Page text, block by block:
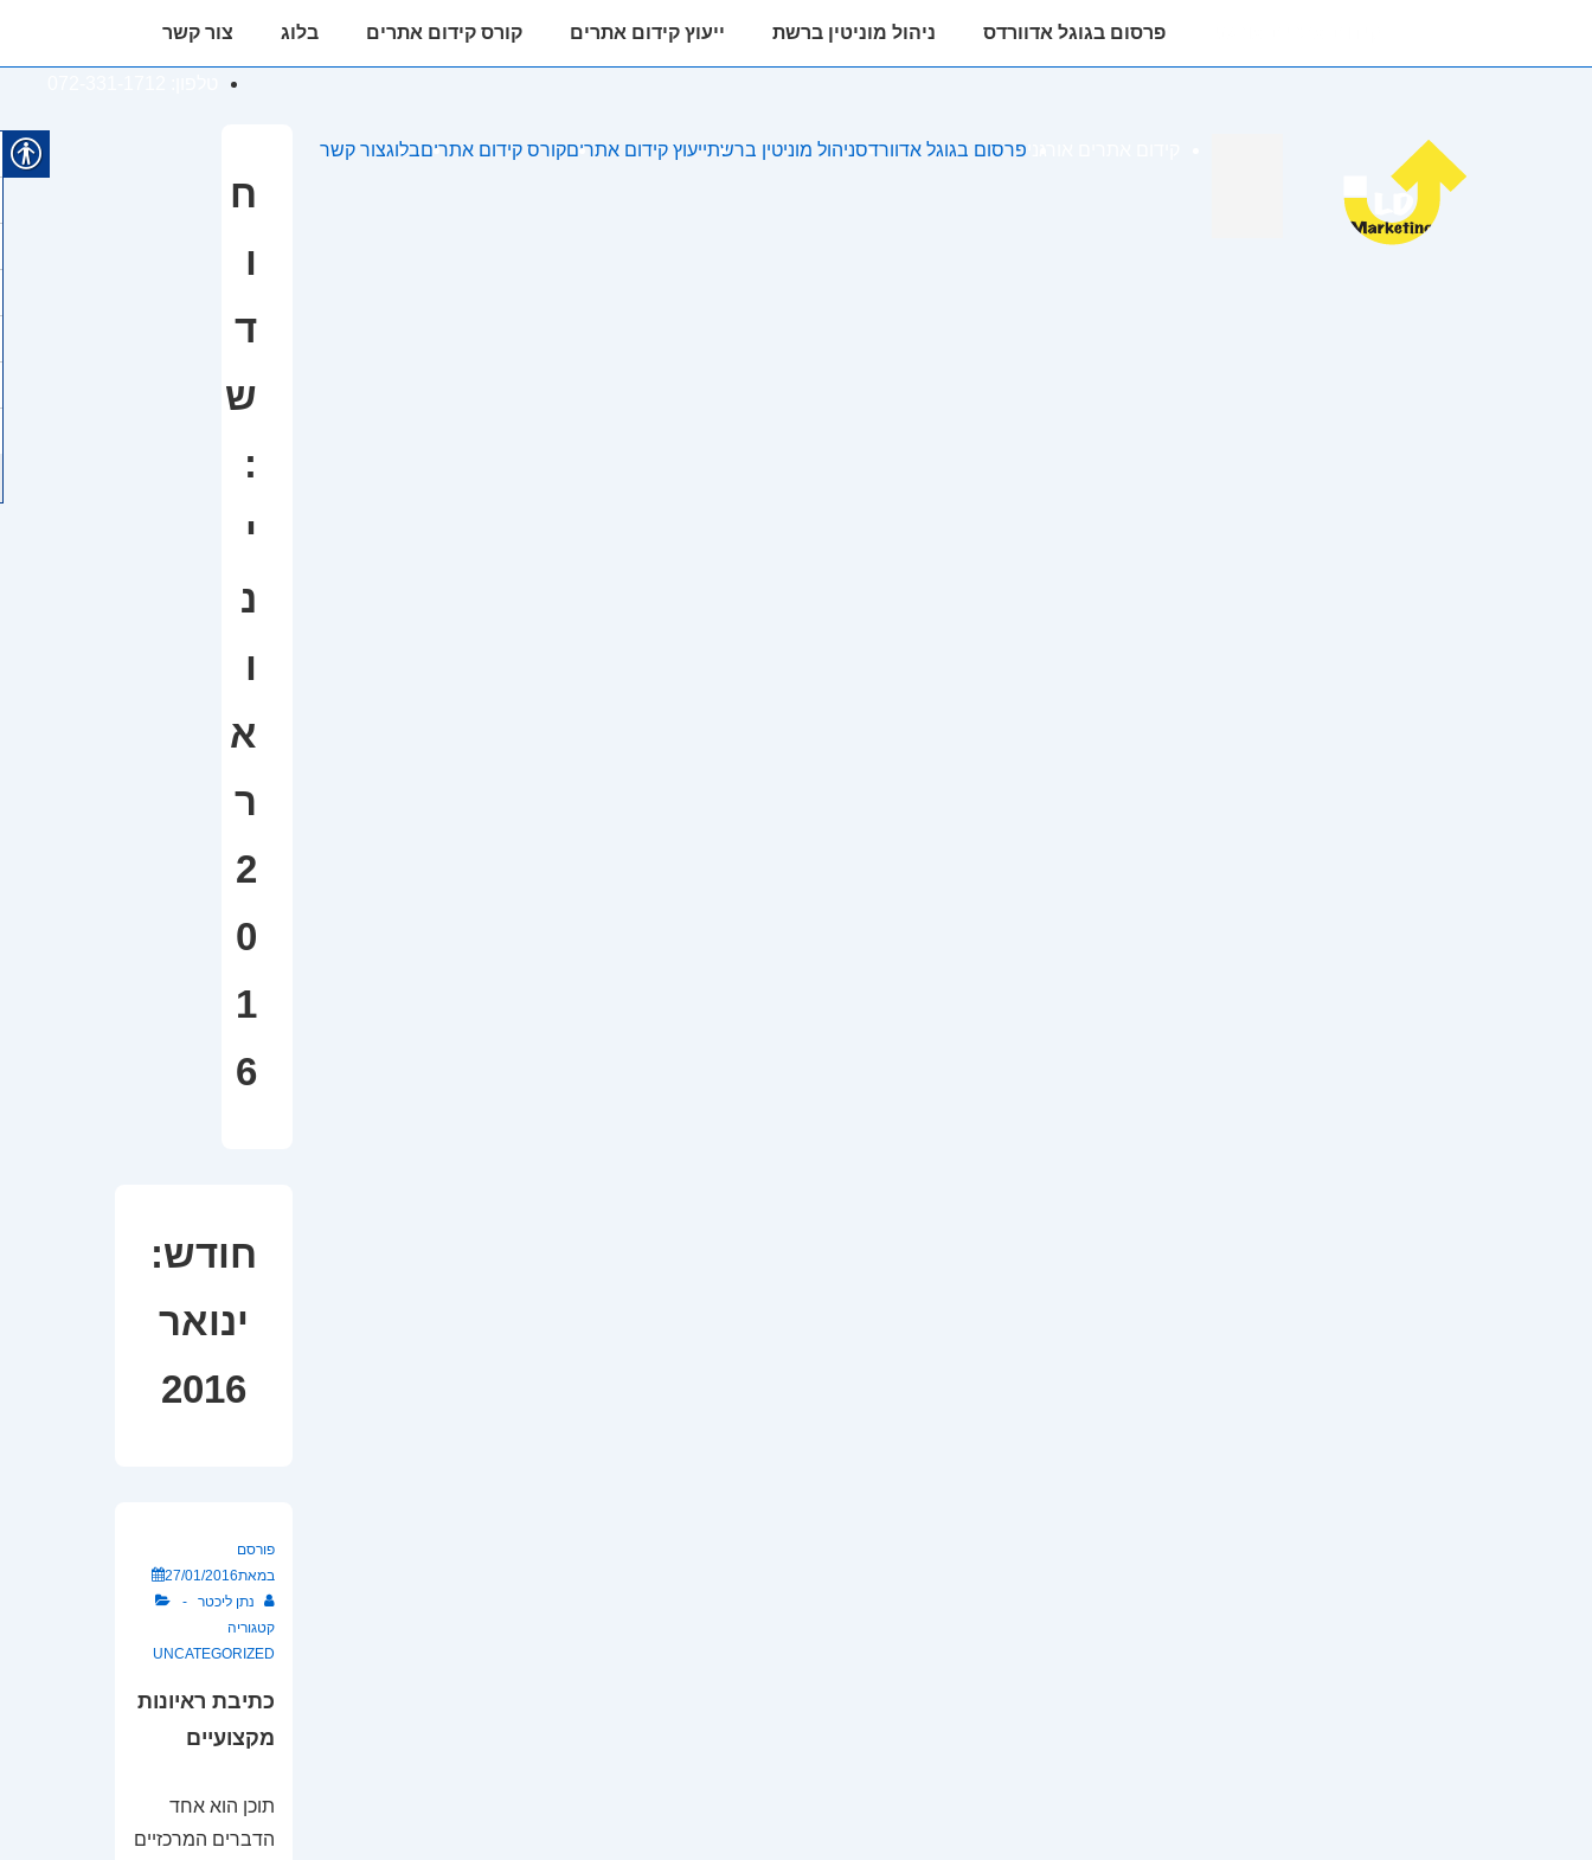
פרסום בגוגל אדוורדס ניהול מוניטין ברשת ייעוץ קידום אתרים קורס קידום אתרים בלוג צור קשר
פרסום בגוגל אדוורדסניהול מוניטין ברשתייעוץ קידום אתריםקורס קידום אתריםבלוגצור קשר
ח
ו
ד
ש
:
י
נ
ו
א
ר
2
0
1
6
חודש:
ינואר
2016
פורסם
במאת27/01/2016
נתן ליכטר
קטגוריה
UNCATEGORIZED
כתיבת ראיונות
מקצועיים
תוכן הוא אחד
הדברים המרכזיים